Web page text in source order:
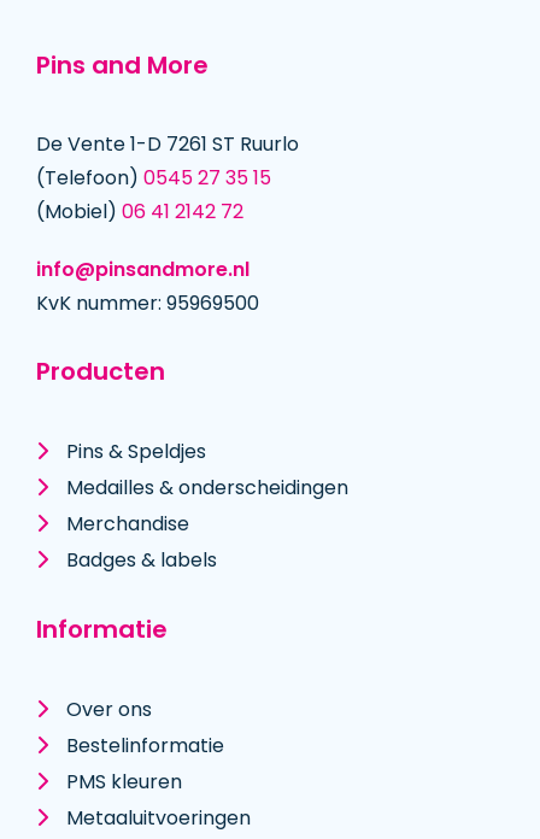
Pins and More
De Vente 1-D 7261 ST Ruurlo
(Telefoon) 0545 27 35 15
(Mobiel) 06 41 2142 72
info@pinsandmore.nl
KvK nummer: 95969500
Producten
Pins & Speldjes
Medailles & onderscheidingen
Merchandise
Badges & labels
Informatie
Over ons
Bestelinformatie
PMS kleuren
Metaal­uitvoeringen